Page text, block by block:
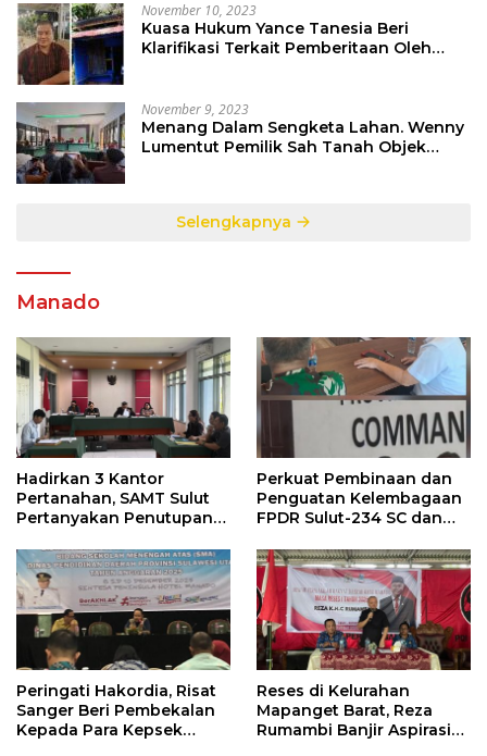
November 10, 2023
Kuasa Hukum Yance Tanesia Beri
Klarifikasi Terkait Pemberitaan Oleh
November 9, 2023
Menang Dalam Sengketa Lahan. Wenny
Lumentut Pemilik Sah Tanah Objek
Selengkapnya
Manado
Hadirkan 3 Kantor
Pertanahan, SAMT Sulut
Pertanyakan Penutupan
Anggaran Negara
Perkuat Pembinaan dan
Penguatan Kelembagaan
FPDR Sulut-234 SC dan
Peringati Hakordia, Risat
Sanger Beri Pembekalan
Kepada Para Kepsek
Reses di Kelurahan
Mapanget Barat, Reza
Rumambi Banjir Aspirasi